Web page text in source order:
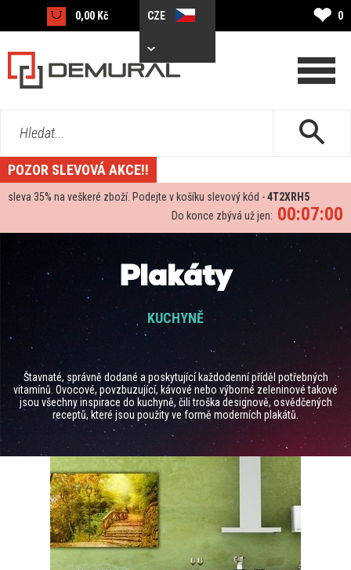
0,00 Kč CZE ❤ 0
Hledat...
POZOR SLEVOVÁ AKCE!!
sleva 35% na veškeré zboží. Podejte v košíku slevový kód -4T2XRH5
00:06:58
Do konce zbývá už jen:
Plakáty
KUCHYNĚ
Štavnaté, správně dodané a poskytující každodenní příděl potřebných
vitamínů. Ovocové, povzbuzující, kávové nebo výborné zeleninové takové
jsou všechny inspirace do kuchyně, čili troška designově, osvědčených
receptů, které jsou použity ve formě moderních plakátů.